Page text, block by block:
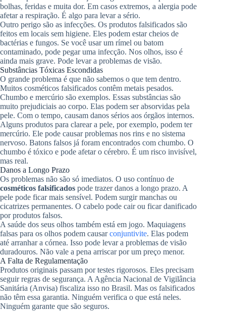
bolhas, feridas e muita dor. Em casos extremos, a alergia pode
afetar a respiração. É algo para levar a sério.
Outro perigo são as infecções. Os produtos falsificados são
feitos em locais sem higiene. Eles podem estar cheios de
bactérias e fungos. Se você usar um rímel ou batom
contaminado, pode pegar uma infecção. Nos olhos, isso é
ainda mais grave. Pode levar a problemas de visão.
Substâncias Tóxicas Escondidas
O grande problema é que não sabemos o que tem dentro.
Muitos cosméticos falsificados contêm metais pesados.
Chumbo e mercúrio são exemplos. Essas substâncias são
muito prejudiciais ao corpo. Elas podem ser absorvidas pela
pele. Com o tempo, causam danos sérios aos órgãos internos.
Alguns produtos para clarear a pele, por exemplo, podem ter
mercúrio. Ele pode causar problemas nos rins e no sistema
nervoso. Batons falsos já foram encontrados com chumbo. O
chumbo é tóxico e pode afetar o cérebro. É um risco invisível,
mas real.
Danos a Longo Prazo
Os problemas não são só imediatos. O uso contínuo de
cosméticos falsificados pode trazer danos a longo prazo. A
pele pode ficar mais sensível. Podem surgir manchas ou
cicatrizes permanentes. O cabelo pode cair ou ficar danificado
por produtos falsos.
A saúde dos seus olhos também está em jogo. Maquiagens
falsas para os olhos podem causarconjuntivite. Elas podem
até arranhar a córnea. Isso pode levar a problemas de visão
duradouros. Não vale a pena arriscar por um preço menor.
A Falta de Regulamentação
Produtos originais passam por testes rigorosos. Eles precisam
seguir regras de segurança. A Agência Nacional de Vigilância
Sanitária (Anvisa) fiscaliza isso no Brasil. Mas os falsificados
não têm essa garantia. Ninguém verifica o que está neles.
Ninguém garante que são seguros.